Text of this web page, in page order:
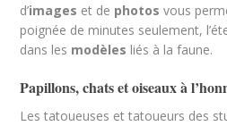
d’images et de photos vous
poignée de minutes seulement,
dans les modèles liés à la faune.
Papillons, chats et oiseaux à
Les tatoueuses et tatoueurs des